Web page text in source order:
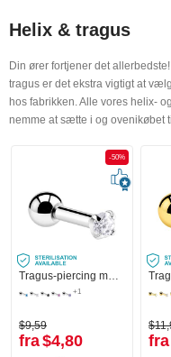
Helix & tragus
Din ører fortjener det
tragus er det ekstra vigtigt at
hos fabrikken. Alle vores helix-
nemme at sætte i og ovenikøbet
-50%
Tragus-piercing med Krystalsten
+1
$9,59
fra$4,80 fra